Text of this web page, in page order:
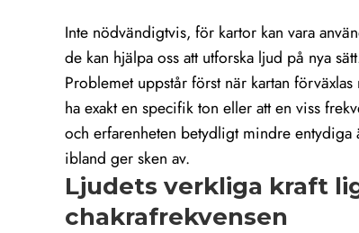
Inte nödvändigtvis, för kartor kan vara
de kan hjälpa oss att utforska ljud på nya
Problemet uppstår först när kartan
ha exakt en specifik ton eller att en viss
och erfarenheten betydligt mindre
ibland ger sken av.
Ljudets verkliga kraft
chakrafrekvensen